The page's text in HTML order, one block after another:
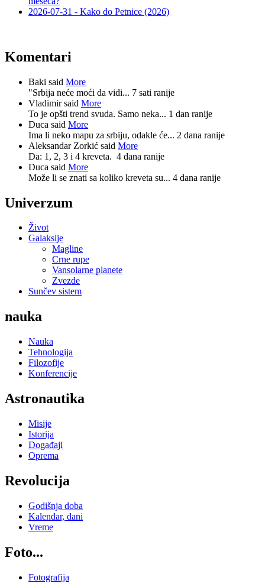
2026-07-31 - Kako do Petnice (2026)
Komentari
Baki said More
"Srbija neće moći da vidi... 7 sati ranije
Vladimir said More
To je opšti trend svuda. Samo neka... 1 dan ranije
Duca said More
Ima li neko mapu za srbiju, odakle će... 2 dana ranije
Aleksandar Zorkić said More
Da: 1, 2, 3 i 4 kreveta. 4 dana ranije
Duca said More
Može li se znati sa koliko kreveta su... 4 dana ranije
Univerzum
Život
Galaksije
Magline
Crne rupe
Vansolarne planete
Zvezde
Sunčev sistem
nauka
Nauka
Tehnologija
Filozofije
Konferencije
Astronautika
Misije
Istorija
Događaji
Oprema
Revolucija
Godišnja doba
Kalendar, dani
Vreme
Foto...
Fotografija